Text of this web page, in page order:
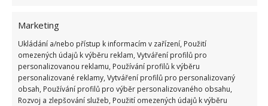
Marketing
Ukládání a/nebo přístup k informacím v zařízení, Použití
omezených údajů k výběru reklam, Vytváření profilů pro
personalizovanou reklamu, Používání profilů k výběru
personalizované reklamy, Vytváření profilů pro personalizovaný
obsah, Používání profilů pro výběr personalizovaného obsahu,
Rozvoj a zlepšování služeb, Použití omezených údajů k výběru